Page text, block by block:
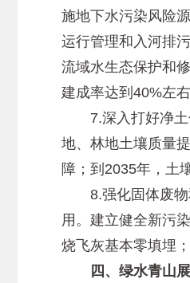
施地下水污染风险
运行管理和入河排
流域水生态保护和
建成率达到40%左
7.深入打好净土保
地、林地土壤质量
障；到2035年，土
8.强化固体废物和
用。建立健全新污
烧飞灰基本零填埋
四、绿水青山展